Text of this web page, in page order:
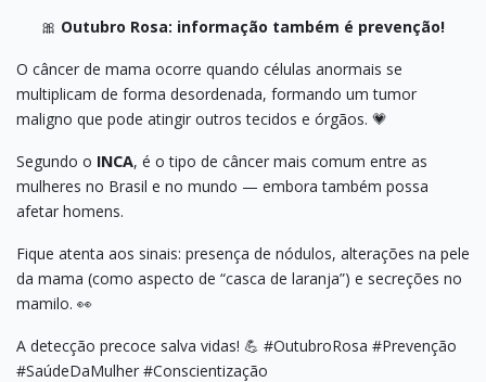
🎀 Outubro Rosa: informação também é prevenção!
O câncer de mama ocorre quando células anormais se
multiplicam de forma desordenada, formando um tumor
maligno que pode atingir outros tecidos e órgãos. 💗
Segundo o INCA, é o tipo de câncer mais comum entre as
mulheres no Brasil e no mundo — embora também possa
afetar homens.
Fique atenta aos sinais: presença de nódulos, alterações na pele
da mama (como aspecto de “casca de laranja”) e secreções no
mamilo. 👀
A detecção precoce salva vidas! 💪 #OutubroRosa #Prevenção
#SaúdeDaMulher #Conscientização